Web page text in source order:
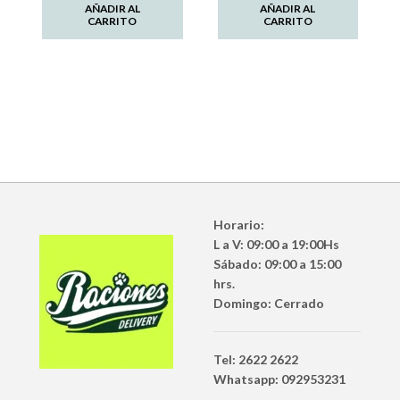
AÑADIR AL
CARRITO
AÑADIR AL
CARRITO
Horario:
L a V: 09:00 a 19:00Hs
Sábado: 09:00 a 15:00
hrs.
Domingo: Cerrado
Tel: 2622 2622
Whatsapp: 092953231